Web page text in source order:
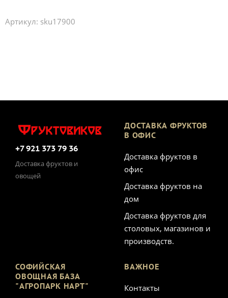
Артикул: sku17900
+7 921 373 79 36
Доставка фруктов и
овощей
ДОСТАВКА ФРУКТОВ
В ОФИС
Доставка фруктов в
офис
Доставка фруктов на
дом
Доставка фруктов для
столовых, магазинов и
производств.
СОФИЙСКАЯ
ОВОЩНАЯ БАЗА
"АГРОПАРК НАРТ"
ВАЖНОЕ
Контакты